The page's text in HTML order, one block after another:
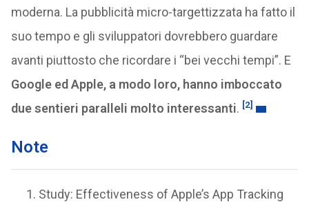
moderna. La pubblicità micro-targettizzata ha fatto il
suo tempo e gli sviluppatori dovrebbero guardare
avanti piuttosto che ricordare i “bei vecchi tempi”. E
Google ed Apple, a modo loro, hanno imboccato
due sentieri paralleli molto interessanti. [2]
Note
Study: Effectiveness of Apple’s App Tracking